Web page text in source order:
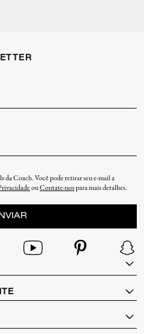
da Coach. Você pode retirar seu e-mail a
ouContate-nospara mais detalhes.